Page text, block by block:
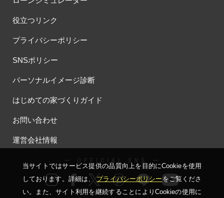
役立つリンク
プライバシーポリシー
SNSポリシー
パーソナルイメージ診断
はじめての家づくりガイド
お問い合わせ
運営会社情報
ー OFFICIAL SNS ー
当サイトではサービス提供の品質向上を⽬的にCookieを使⽤
しております。詳細は、プライバシーポリシーをご覧くださ
い。
また、サイト利⽤を継続することによりCookieの使⽤に